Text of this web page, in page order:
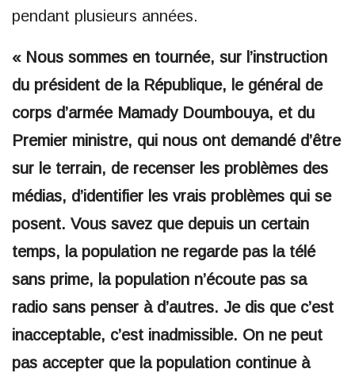
pendant plusieurs années.
« Nous sommes en tournée, sur l’instruction
du président de la République, le général de
corps d’armée Mamady Doumbouya, et du
Premier ministre, qui nous ont demandé d’être
sur le terrain, de recenser les problèmes des
médias, d’identifier les vrais problèmes qui se
posent. Vous savez que depuis un certain
temps, la population ne regarde pas la télé
sans prime, la population n’écoute pas sa
radio sans penser à d’autres. Je dis que c’est
inacceptable, c’est inadmissible. On ne peut
pas accepter que la population continue à